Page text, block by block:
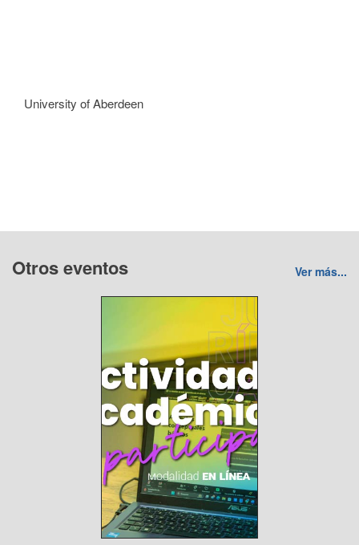
University of Aberdeen
Otros eventos Ver más...